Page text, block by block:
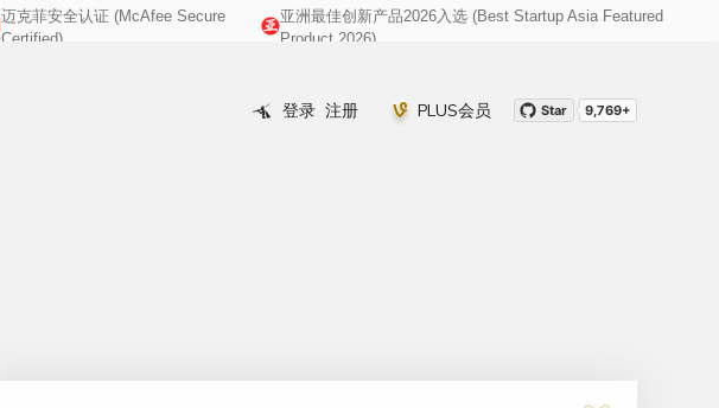
迈克菲安全认证 (McAfee Secure
Certified)
亚洲最佳创新产品2026入选 (Best Startup Asia Featured
Product 2026)
wuxingsanren2008@gmail.com
登录 注册 PLUS会员 Star 9,769+